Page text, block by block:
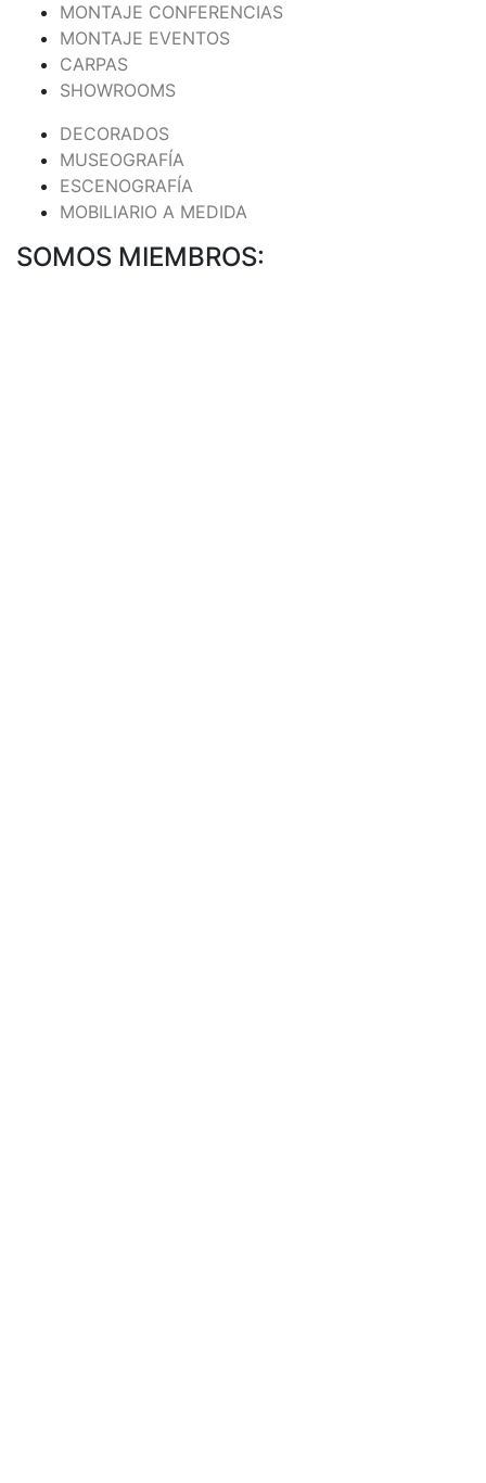
MONTAJE CONFERENCIAS
MONTAJE EVENTOS
CARPAS
SHOWROOMS
DECORADOS
MUSEOGRAFÍA
ESCENOGRAFÍA
MOBILIARIO A MEDIDA
SOMOS MIEMBROS: